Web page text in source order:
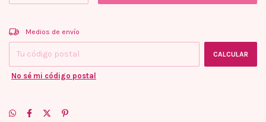
Entregas para el CP:
Medios de envío
CALCULAR
No sé mi código postal